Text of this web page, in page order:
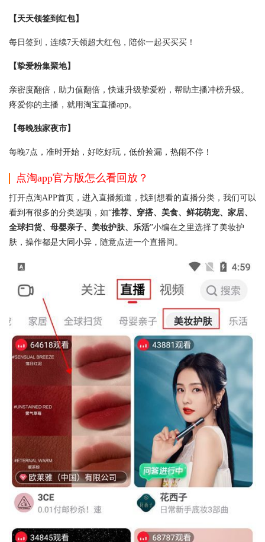
【天天领签到红包】
每日签到，连续7天领超大红包，陪你一起买买买！
【挚爱粉集聚地】
亲密度翻倍，助力值翻倍，快速升级挚爱粉，帮助主播冲榜升级。
疼爱你的主播，就用淘宝直播app。
【每晚独家夜市】
每晚7点，准时开始，好吃好玩，低价捡漏，热闹不停！
点淘app官方版怎么看回放？
打开点淘APP首页，进入直播频道，找到想看的直播分类，我们可以
看到有很多的分类选项，如“推荐、穿搭、美食、鲜花萌宠、家居、
全球扫货、母婴亲子、美妆护肤、乐活”小编在之里选择了美妆护
肤，操作都是大同小异，随意点进一个直播间。